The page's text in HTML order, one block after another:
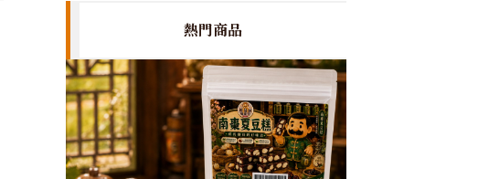
熱門商品